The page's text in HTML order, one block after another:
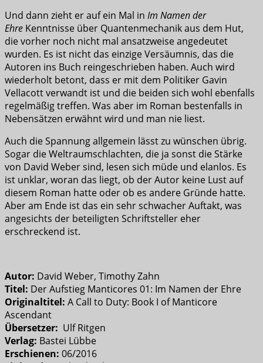
Und dann zieht er auf ein Mal in Im Namen der
Ehre Kenntnisse über Quantenmechanik aus dem Hut,
die vorher noch nicht mal ansatzweise angedeutet
wurden. Es ist nicht das einzige Versäumnis, das die
Autoren ins Buch reingeschrieben haben. Auch wird
wiederholt betont, dass er mit dem Politiker Gavin
Vellacott verwandt ist und die beiden sich wohl ebenfalls
regelmäßig treffen. Was aber im Roman bestenfalls in
Nebensätzen erwähnt wird und man nie liest.
Auch die Spannung allgemein lässt zu wünschen übrig.
Sogar die Weltraumschlachten, die ja sonst die Stärke
von David Weber sind, lesen sich müde und elanlos. Es
ist unklar, woran das liegt, ob der Autor keine Lust auf
diesem Roman hatte oder ob es andere Gründe hatte.
Aber am Ende ist das ein sehr schwacher Auftakt, was
angesichts der beteiligten Schriftsteller eher
erschreckend ist.
Autor: David Weber, Timothy Zahn
Titel: Der Aufstieg Manticores 01: Im Namen der Ehre
Originaltitel: A Call to Duty: Book I of Manticore
Ascendant
Übersetzer: Ulf Ritgen
Verlag: Bastei Lübbe
Erschienen: 06/2016